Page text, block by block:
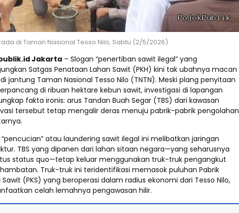
di Taman Nasional Tesso Nilo, Sabtu (2/5/2026)
Jakarta – Slogan “penertiban sawit ilegal” yang
Satgas Penataan Lahan Sawit (PKH) kini tak ubahnya macan
jantung Taman Nasional Tesso Nilo (TNTN). Meski plang penyitaan
di ribuan hektare kebun sawit, investigasi di lapangan
fakta ironis: arus Tandan Buah Segar (TBS) dari kawasan
tersebut tetap mengalir deras menuju pabrik-pabrik pengolahan
“pencucian” atau laundering sawit ilegal ini melibatkan jaringan
TBS yang dipanen dari lahan sitaan negara—yang seharusnya
status quo—tetap keluar menggunakan truk-truk pengangkut
Truk-truk ini teridentifikasi memasok puluhan Pabrik
Sawit (PKS) yang beroperasi dalam radius ekonomi dari Tesso Nilo,
celah lemahnya pengawasan hilir.